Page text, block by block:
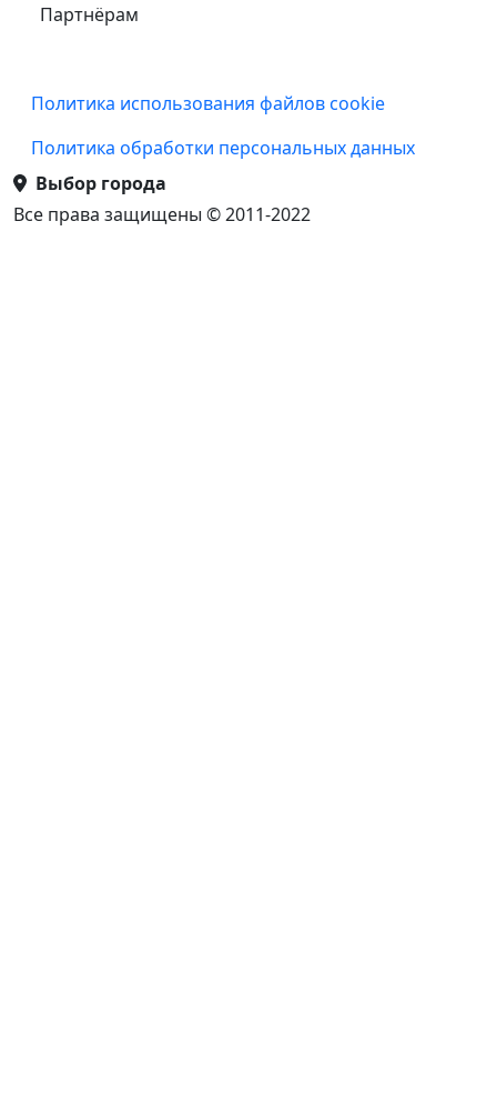
Партнёрам
Подвал
Политика использования файлов cookie
Политика обработки персональных данных
Выбор города
Все права защищены © 2011-2022